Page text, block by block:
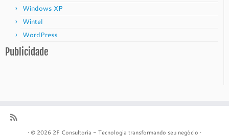
Windows XP
Wintel
WordPress
Publicidade
· © 2026 2F Consultoria - Tecnologia transformando seu negócio ·